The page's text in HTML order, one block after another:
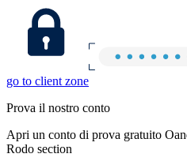
go to client zone
Prova il nostro conto
Apri un conto di prova gratuito
Rodo section